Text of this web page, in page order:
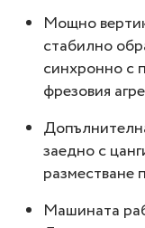
Мощно
стабилно
синхронно с
фрезовия
заедно с
разместване
Машината